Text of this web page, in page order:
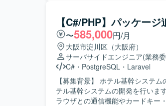
物像】 PGとしての実装よりも上
を円滑に行っていただける方を求めております。 【ポジションの
らGUIのゼロベース再構築まで一
フェーズにも関わることで、上流か
境】 C#／WinFormsを用いたシス
【C#/PHP】パッケー
〜585,000円/月
大阪市淀川区（大阪府）
サーバサイドエンジニア(業務
C# ・ PostgreSQL ・ Laravel
【募集背景】 ホテル基幹システムの新規
テル基幹システムの開発を行いま
ラウザとの通信機能やカードキー